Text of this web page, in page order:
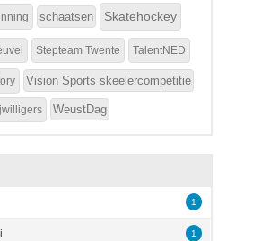
schaatsen Skatehockey
Stepteam Twente TalentNED
Vision Sports skeelercompetitie
WeustDag
1
1